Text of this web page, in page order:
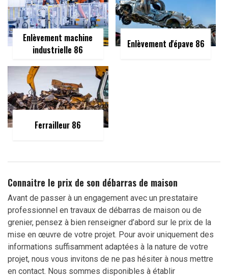
Enlèvement machine
industrielle 86
Enlèvement d'épave 86
Ferrailleur 86
Connaitre le prix de son débarras de maison
Avant de passer à un engagement avec un prestataire
professionnel en travaux de débarras de maison ou de
grenier, pensez à bien renseigner d’abord sur le prix de la
mise en œuvre de votre projet. Pour avoir uniquement des
informations suffisamment adaptées à la nature de votre
projet, nous vous invitons de ne pas hésiter à nous mettre
en contact. Nous sommes disponibles à établir